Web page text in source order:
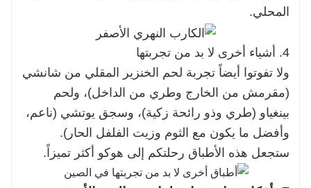
المحلي.
4. أشياء أخرى لا بد من تجربتها
ولا تفوتوا أيضاً تجربة لحم الخنزير المقلي من شانشي
(مقرمش من الخارج وطري من الداخل)، ولحم
بينغياو (طري وذو رائحة زكية)، وسجق يوتشي (ناعم،
وأفضل ما يكون مع الثوم وزيت الفلفل الحار).
ستجعل هذه الأطباق رحلتكم إلى هوكو أكثر تميزاً.